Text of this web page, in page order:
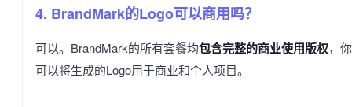
4. BrandMark的Logo可以商用吗？
可以。BrandMark的所有套餐均包含完整的商业使用版权，你
可以将生成的Logo用于商业和个人项目。